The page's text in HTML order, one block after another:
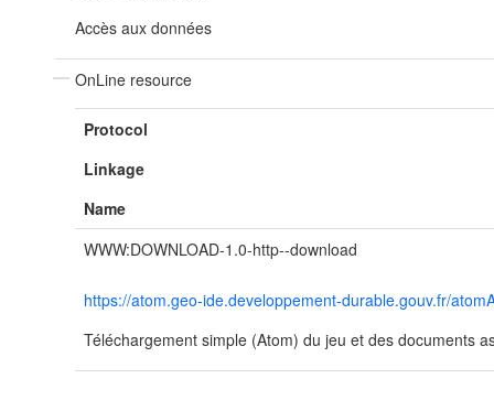
Accès aux données
OnLine resource
Protocol
Linkage
Name
WWW:DOWNLOAD-1.0-http--download
https://atom.geo-ide.developpement-durable.gouv.fr/
Téléchargement simple (Atom) du jeu et des documents